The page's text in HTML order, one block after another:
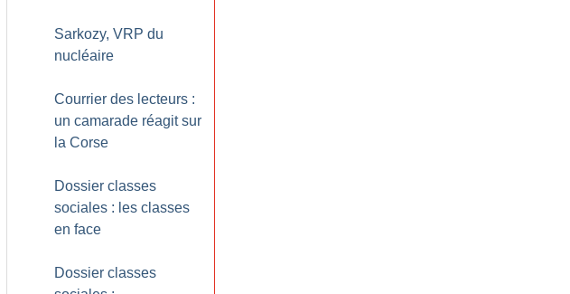
Sarkozy, VRP du
nucléaire
Courrier des lecteurs :
un camarade réagit sur
la Corse
Dossier classes
sociales : les classes
en face
Dossier classes